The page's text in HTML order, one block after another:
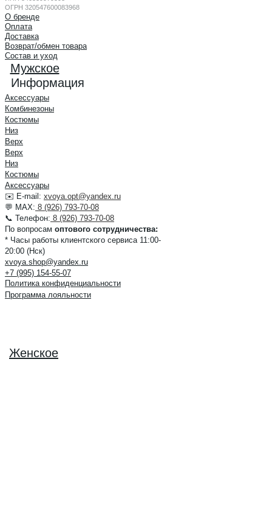
ОГРН 320547600083968
О бренде
Оплата
Доставка
Возврат/обмен товара
Состав и уход
Мужское
Информация
Аксессуары
Комбинезоны
Костюмы
Низ
Верх
Верх
Низ
Костюмы
Аксессуары
✉️ E-mail: xvoya.opt@yandex.ru
💬 MAX: 8 (926) 793-70-08
📞 Телефон: 8 (926) 793-70-08
По вопросам оптового сотрудничества:
* Часы работы клиентского сервиса 11:00-
20:00 (Нск)
xvoya.shop@yandex.ru
+7 (995) 154-55-07
Политика конфиденциальности
Программа лояльности
Женское